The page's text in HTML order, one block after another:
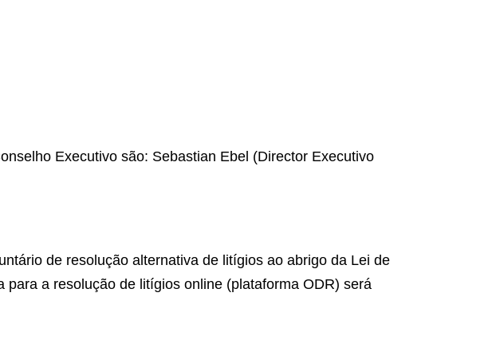
Executivo são: Sebastian Ebel (Director Executivo
de resolução alternativa de litígios ao abrigo da Lei de
a resolução de litígios online (plataforma ODR) será